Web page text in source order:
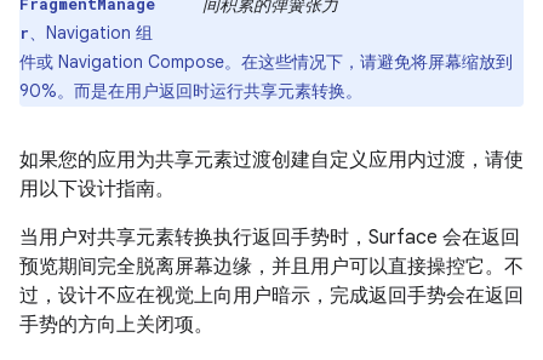
间积累的弹簧张力
FragmentManage
r、Navigation 组
件或 Navigation Compose。在这些情况下，请避免将屏幕缩放到
90%。而是在用户返回时运行共享元素转换。
如果您的应用为共享元素过渡创建自定义应用内过渡，请使
用以下设计指南。
当用户对共享元素转换执行返回手势时，Surface 会在返回
预览期间完全脱离屏幕边缘，并且用户可以直接操控它。不
过，设计不应在视觉上向用户暗示，完成返回手势会在返回
手势的方向上关闭项。